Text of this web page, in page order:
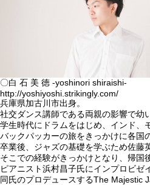
〇白 石 美 徳 -yoshinori shiraishi-
http://yoshiyoshi.strikingly.com/
兵庫県加古川市出身。
社交ダンス講師である両親の影響で幼
学生時代にドラムをはじめ、インド、
バックパッカーの旅をきっかけに各国
卒業後、ジャズの基礎を学ぶため佐藤
そこでの経験がきっかけとなり、帰国
ピアニスト浜村昌子氏にインプロビゼ
同氏のプロデュースするThe Majestic